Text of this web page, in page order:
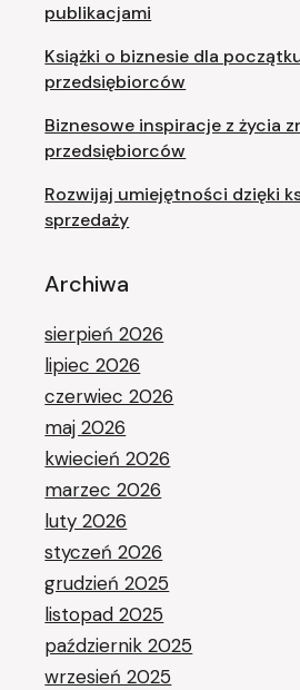
publikacjami
Książki o biznesie dla
przedsiębiorców
Biznesowe inspiracje z życia
przedsiębiorców
Rozwijaj umiejętności dzięki
sprzedaży
Archiwa
sierpień 2026
lipiec 2026
czerwiec 2026
maj 2026
kwiecień 2026
marzec 2026
luty 2026
styczeń 2026
grudzień 2025
listopad 2025
październik 2025
wrzesień 2025